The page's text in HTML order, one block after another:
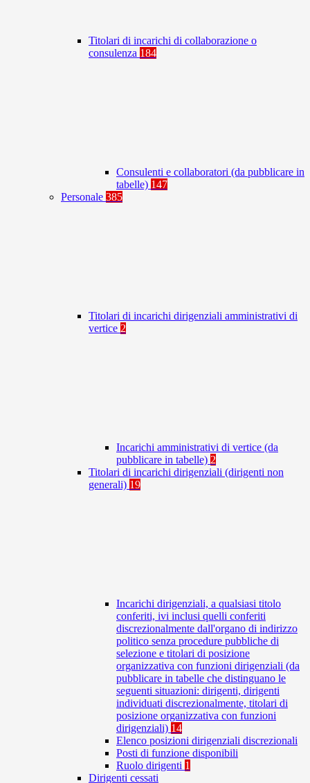
Titolari di incarichi di collaborazione o
consulenza 184
Consulenti e collaboratori (da pubblicare in
tabelle) 147
Personale 385
Titolari di incarichi dirigenziali amministrativi di
vertice 2
Incarichi amministrativi di vertice (da
pubblicare in tabelle) 2
Titolari di incarichi dirigenziali (dirigenti non
generali) 19
Incarichi dirigenziali, a qualsiasi titolo
conferiti, ivi inclusi quelli conferiti
discrezionalmente dall'organo di indirizzo
politico senza procedure pubbliche di
selezione e titolari di posizione
organizzativa con funzioni dirigenziali (da
pubblicare in tabelle che distinguano le
seguenti situazioni: dirigenti, dirigenti
individuati discrezionalmente, titolari di
posizione organizzativa con funzioni
dirigenziali) 14
Elenco posizioni dirigenziali discrezionali
Posti di funzione disponibili
Ruolo dirigenti 1
Dirigenti cessati